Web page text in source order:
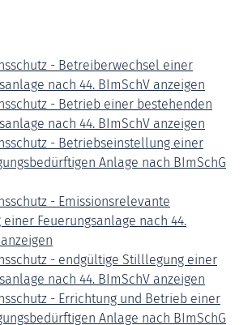
- Betreiberwechsel einer
nach 44. BImSchV anzeigen
- Betrieb einer bestehenden
nach 44. BImSchV anzeigen
- Betriebseinstellung einer
Anlage nach BImSchG
- Emissionsrelevante
einer Feuerungsanlage nach 44.
- endgültige Stilllegung einer
nach 44. BImSchV anzeigen
- Errichtung und Betrieb einer
Anlage nach BImSchG